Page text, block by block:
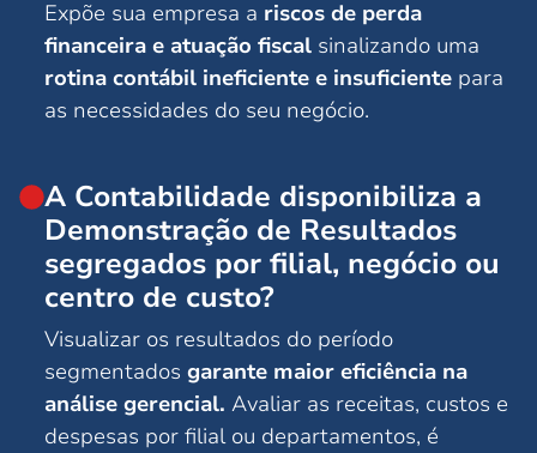
Expõe sua empresa a riscos de perda
financeira e atuação fiscal sinalizando uma
rotina contábil ineficiente e insuficiente para
as necessidades do seu negócio.
A Contabilidade disponibiliza a
Demonstração de Resultados
segregados por filial, negócio ou
centro de custo?
Visualizar os resultados do período
segmentados garante maior eficiência na
análise gerencial. Avaliar as receitas, custos e
despesas por filial ou departamentos, é